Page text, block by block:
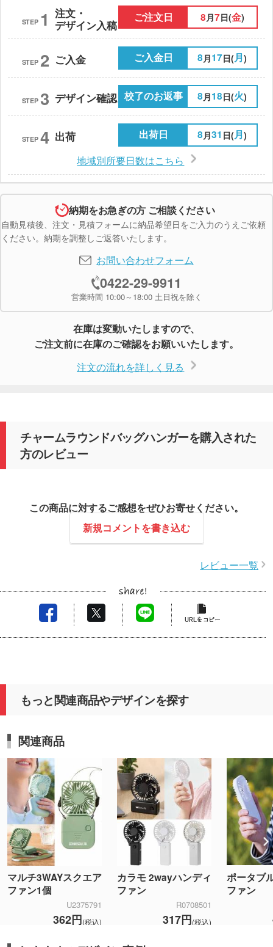
STEP 1 注文・
デザイン入稿
ご注文日 8月7日(金)
STEP 2 ご入金 ご入金日 8 月17日(月)
STEP 3 デザイン確認 校了のお返事 8 月18日(火)
STEP 4 出荷 出荷日 8 月31 日(月)
地域別所要日数はこちら
納期をお急ぎの方 ご相談ください
自動見積後、注文・見積フォームに納品希望日をご入力のうえご依頼
ください。納期を調整しご返答いたします。
お問い合わせフォーム
0422-29-9911
営業時間 10:00～18:00 土日祝を除く
在庫は変動いたしますので、
ご注文前に在庫のご確認をお願いいたします。
注文の流れを詳しく見る
チャームラウンドバッグハンガーを購入された
方のレビュー
この商品に対するご感想をぜひお寄せください。
新規コメントを書き込む
レビュー一覧
もっと関連商品やデザインを探す
関連商品
マルチ3WAYスクエア
ファン1個
U2375791
362円(税込)
カラモ 2wayハンディ
ファン
R0708501
317円(税込)
ポータブ
ファン